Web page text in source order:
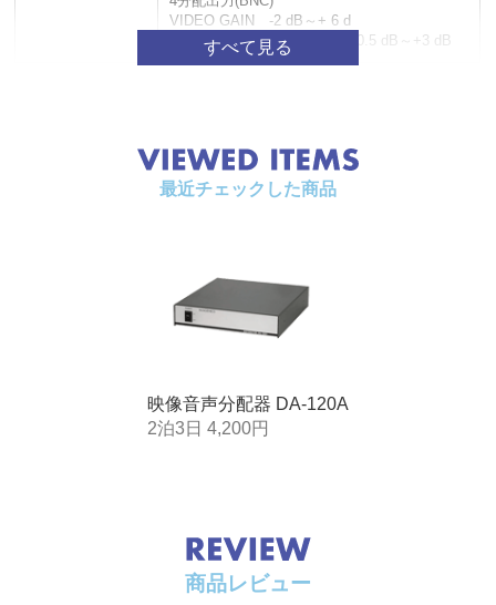
VIDEO GAIN -2 dB～+ 6 d
VIDEO EQ 10 MHzにて +0.5 dB～+3 dB
0 dB(10 kΩ負荷時) ローインピーダンス
4分配出力 ステレオ(RCAピンジャック)
AUDIO GAIN -4 dB～+4 dB可変
0.3 ％、0.3 °
10 Hz ～ 50 kHz -1 dB ～+0 dB以内
0.003 ％以下
2.4 kg
幅210 mm * 高さ44 mm * 奥行230 mm
最近チェックした商品
映像音声分配器 DA-120A
2泊3日 4,200円
商品レビュー